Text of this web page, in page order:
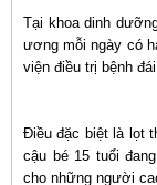
Tại khoa dinh
ương mỗi ngày có
viện điều trị bệnh
Điều đặc biệt là lọt
cậu bé 15 tuổi
cho những người